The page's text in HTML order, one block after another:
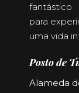
fantástico
para
uma vida
Posto de
Alameda